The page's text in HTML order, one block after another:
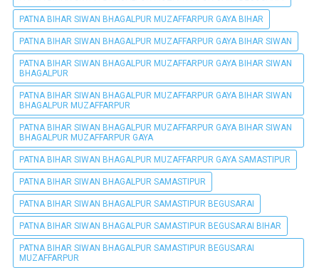
PATNA BIHAR SIWAN BHAGALPUR MUZAFFARPUR GAYA BIHAR
PATNA BIHAR SIWAN BHAGALPUR MUZAFFARPUR GAYA BIHAR SIWAN
PATNA BIHAR SIWAN BHAGALPUR MUZAFFARPUR GAYA BIHAR SIWAN
BHAGALPUR
PATNA BIHAR SIWAN BHAGALPUR MUZAFFARPUR GAYA BIHAR SIWAN
BHAGALPUR MUZAFFARPUR
PATNA BIHAR SIWAN BHAGALPUR MUZAFFARPUR GAYA BIHAR SIWAN
BHAGALPUR MUZAFFARPUR GAYA
PATNA BIHAR SIWAN BHAGALPUR MUZAFFARPUR GAYA SAMASTIPUR
PATNA BIHAR SIWAN BHAGALPUR SAMASTIPUR
PATNA BIHAR SIWAN BHAGALPUR SAMASTIPUR BEGUSARAI
PATNA BIHAR SIWAN BHAGALPUR SAMASTIPUR BEGUSARAI BIHAR
PATNA BIHAR SIWAN BHAGALPUR SAMASTIPUR BEGUSARAI
MUZAFFARPUR